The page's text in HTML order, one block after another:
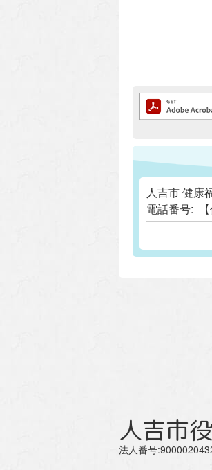
追加情報：
人吉市 健康
電話番号:
人吉市
法人番号